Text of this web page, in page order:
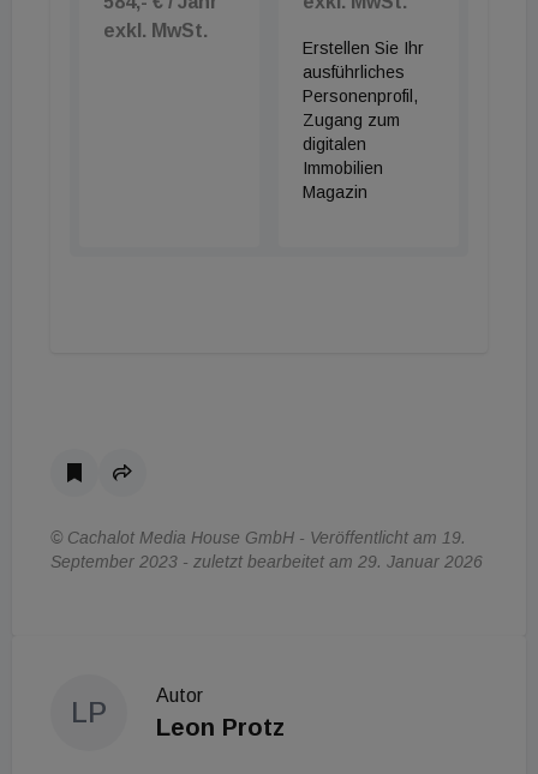
exkl. MwSt.
Erstellen Sie Ihr
ausführliches
Personenprofil,
Zugang zum
digitalen
Immobilien
Magazin
© Cachalot Media House GmbH - Veröffentlicht am 19.
September 2023 - zuletzt bearbeitet am 29. Januar 2026
LP
Autor
Leon Protz